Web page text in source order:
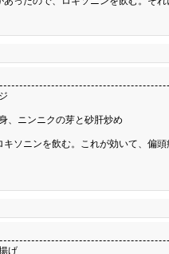
、ニンニクの芽と砂肝炒め
ソニンを飲む。これが効いて、偏
げ